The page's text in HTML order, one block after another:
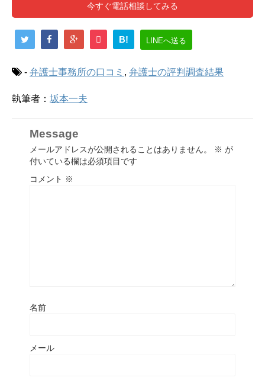
今すぐ電話相談してみる
B! LINEへ送る
- 弁護士事務所の口コミ , 弁護士の評判調査結果
執筆者： 坂本一夫
Message
メールアドレスが公開されることはありません。 ※ が
付いている欄は必須項目です
コメント ※
名前
メール